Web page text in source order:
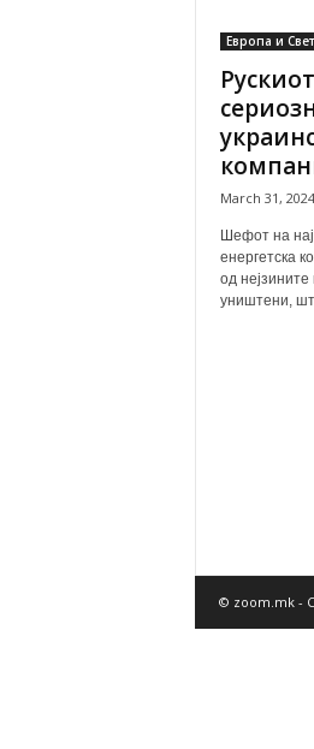
Европа и Свет
March 31,
Шефот на
енергетска
од
уништени,
© zoom.mk -